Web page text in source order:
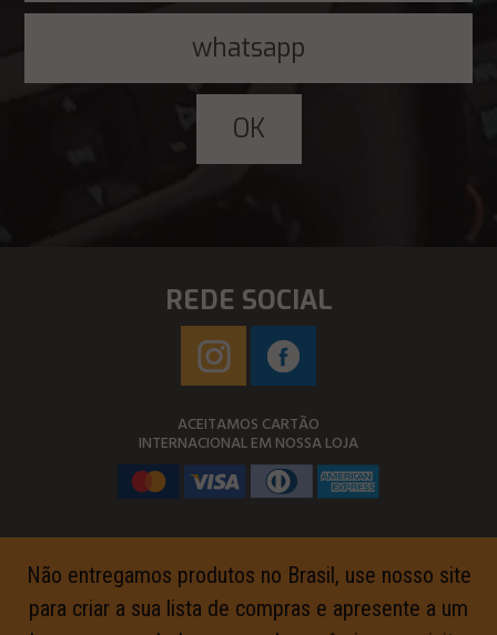
REDE SOCIAL
ACEITAMOS CARTÃO
INTERNACIONAL EM NOSSA LOJA
Não entregamos produtos no Brasil, use nosso site
para criar a sua lista de compras e apresente a um